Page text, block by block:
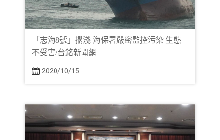
「志海8號」擱淺 海保署嚴密監控污染 生態
不受害/台銘新聞網
2020/10/15